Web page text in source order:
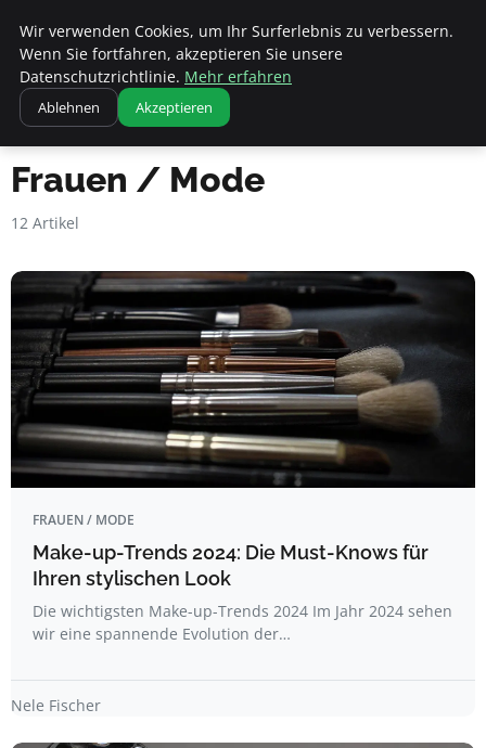
Apemania Shop
Startseite Frauen / Mode
Frauen / Mode
12 Artikel
FRAUEN / MODE
Make-up-Trends 2024: Die Must-Knows für
Ihren stylischen Look
Die wichtigsten Make-up-Trends 2024 Im Jahr 2024 sehen
wir eine spannende Evolution der…
Nele Fischer
Wir verwenden Cookies, um Ihr Surferlebnis zu verbessern.
Wenn Sie fortfahren, akzeptieren Sie unsere
Datenschutzrichtlinie. Mehr erfahren
Ablehnen Akzeptieren